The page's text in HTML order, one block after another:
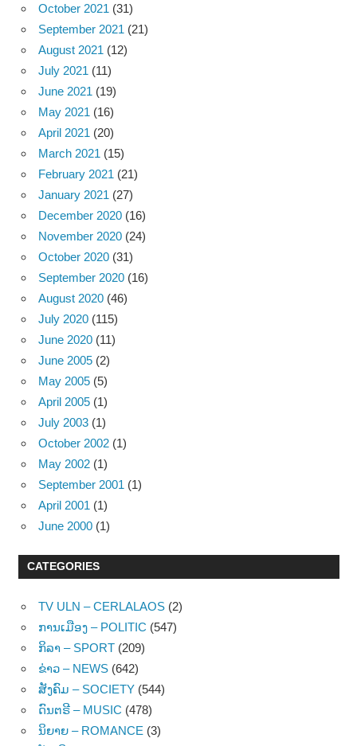
October 2021 (31)
September 2021 (21)
August 2021 (12)
July 2021 (11)
June 2021 (19)
May 2021 (16)
April 2021 (20)
March 2021 (15)
February 2021 (21)
January 2021 (27)
December 2020 (16)
November 2020 (24)
October 2020 (31)
September 2020 (16)
August 2020 (46)
July 2020 (115)
June 2020 (11)
June 2005 (2)
May 2005 (5)
April 2005 (1)
July 2003 (1)
October 2002 (1)
May 2002 (1)
September 2001 (1)
April 2001 (1)
June 2000 (1)
CATEGORIES
TV ULN – CERLALAOS (2)
ການເມືອງ – POLITIC (547)
ກິລາ – SPORT (209)
ຂ່າວ – NEWS (642)
ສັງຄົມ – SOCIETY (544)
ດົນຕຣີ – MUSIC (478)
ນິຍາຍ – ROMANCE (3)